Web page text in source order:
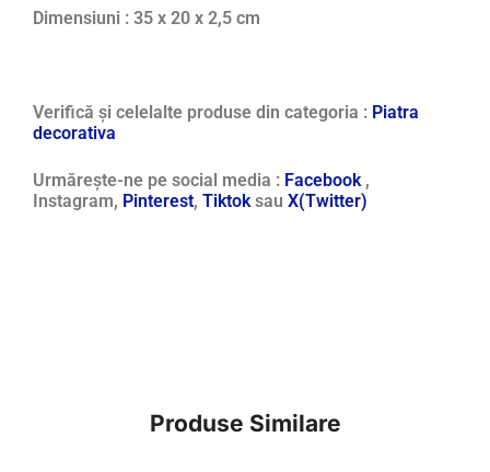
Dimensiuni : 35 x 20 x 2,5 cm
Verifică și celelalte produse din categoria : Piatra
decorativa
Urmărește-ne pe social media : Facebook ,
Instagram, Pinterest, Tiktoksau X(Twitter)
Produse Similare